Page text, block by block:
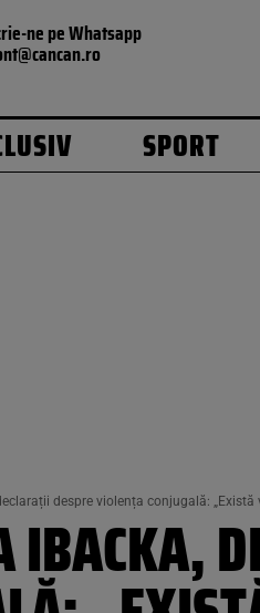
ne pe Whatsapp
SPORT
despre violența conjugală:
IBACKA,